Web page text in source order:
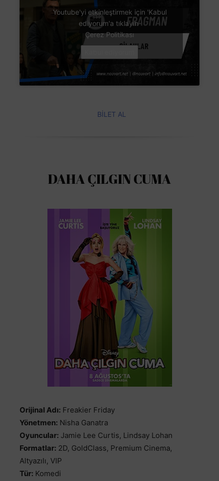
Youtube'yi etkinleştirmek için 'Kabul
ediyorum'a tıklayın
Çerez Politikası
BİLET AL
DAHA ÇILGIN CUMA
Orijinal Adı: Freakier Friday
Yönetmen: Nisha Ganatra
Oyuncular: Jamie Lee Curtis, Lindsay Lohan
Formatlar: 2D, GoldClass, Premium Cinema,
Altyazılı, VIP
Tür: Komedi